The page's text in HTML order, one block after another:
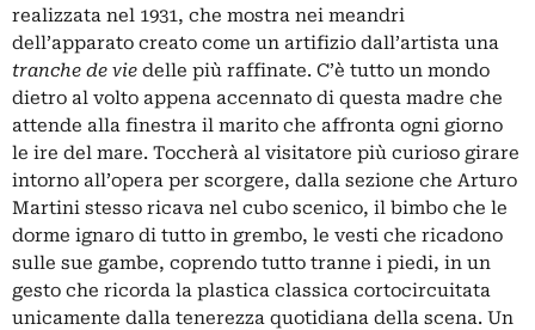
realizzata nel 1931, che mostra nei meandri
dell’apparato creato come un artifizio dall’artista una
tranche de vie delle più raffinate. C’è tutto un mondo
dietro al volto appena accennato di questa madre che
attende alla finestra il marito che affronta ogni giorno
le ire del mare. Toccherà al visitatore più curioso girare
intorno all’opera per scorgere, dalla sezione che Arturo
Martini stesso ricava nel cubo scenico, il bimbo che le
dorme ignaro di tutto in grembo, le vesti che ricadono
sulle sue gambe, coprendo tutto tranne i piedi, in un
gesto che ricorda la plastica classica cortocircuitata
unicamente dalla tenerezza quotidiana della scena. Un